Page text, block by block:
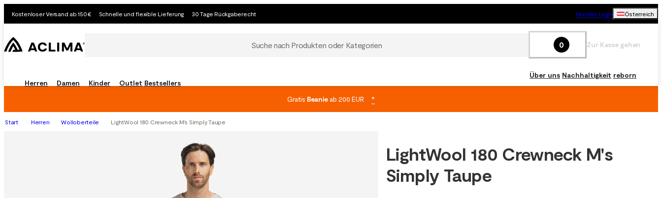
Kostenloser Versand ab 150€ Schnelle und flexible Lieferung 30 Tage Rückgaberecht Händler Login Österreich
Suche nach Produkten oder Kategorien 0 Zur Kasse gehen
Herren Damen Kinder Outlet Bestsellers
Über uns Nachhaltigkeit reborn
Gratis Beanieab 200 EUR *
Start Herren Wolloberteile LightWool 180 Crewneck M's Simply Taupe
LightWool 180 Crewneck M's
Simply Taupe